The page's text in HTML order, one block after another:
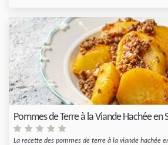
Pommes de Terre à la Viande Hachée en
La recette des pommes de terre à la viande hachée